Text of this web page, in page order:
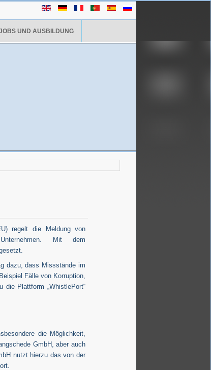
UND AUSBILDUNG
regelt die Meldung von
Mit dem
dazu, dass Missstände im
Fälle von Korruption,
die Plattform „WhistlePort“
die Möglichkeit,
GmbH, aber auch
nutzt hierzu das von der